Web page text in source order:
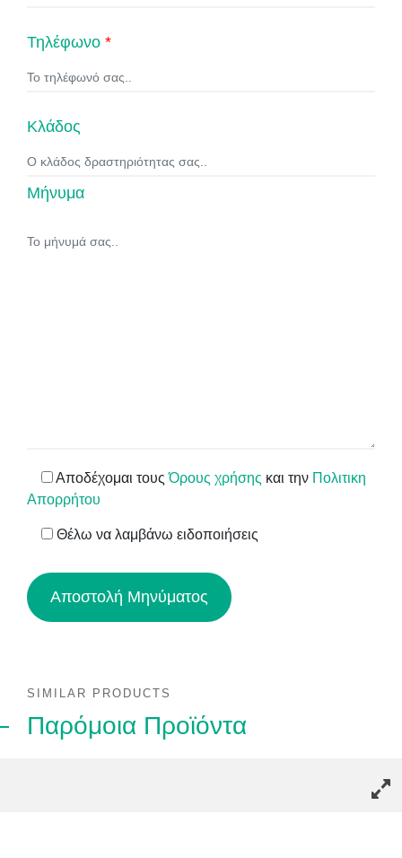
Τηλέφωνο *
Κλάδος
Μήνυμα
Αποδέχομαι τουςΌρους χρήσης και την Πολιτικη
Απορρήτου
Θέλω να λαμβάνω ειδοποιήσεις
SIMILAR PRODUCTS
Παρόμοια Προϊόντα